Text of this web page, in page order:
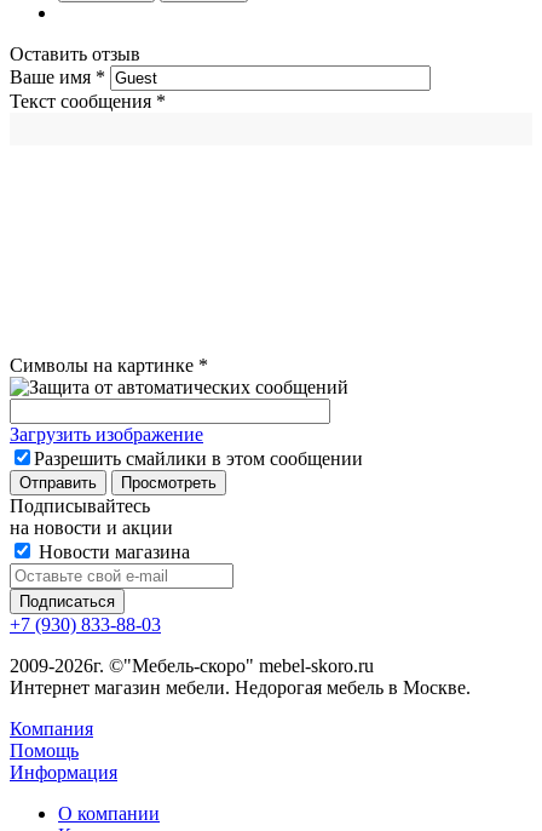
Оставить отзыв
Ваше имя *
Текст сообщения *
Символы на картинке *
Загрузить изображение
Разрешить смайлики в этом сообщении
Подписывайтесь
на новости и акции
Новости магазина
+7 (930) 833-88-03
2009-2026г. ©"Мебель-скоро" mebel-skoro.ru
Интернет магазин мебели. Недорогая мебель в Москве.
Компания
Помощь
Информация
О компании